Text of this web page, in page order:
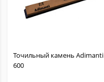
Точильный камень Adimanti
600